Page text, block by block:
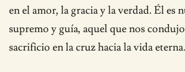
en el amor, la gracia y la verdad. Él es
supremo y guía, aquel que nos
sacrificio en la cruz hacia la vida eterna.